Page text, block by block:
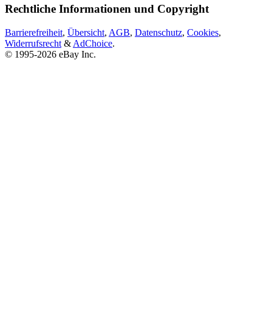
Rechtliche Informationen und Copyright
Barrierefreiheit, Übersicht, AGB, Datenschutz, Cookies,
Widerrufsrecht & AdChoice.
© 1995-2026 eBay Inc.